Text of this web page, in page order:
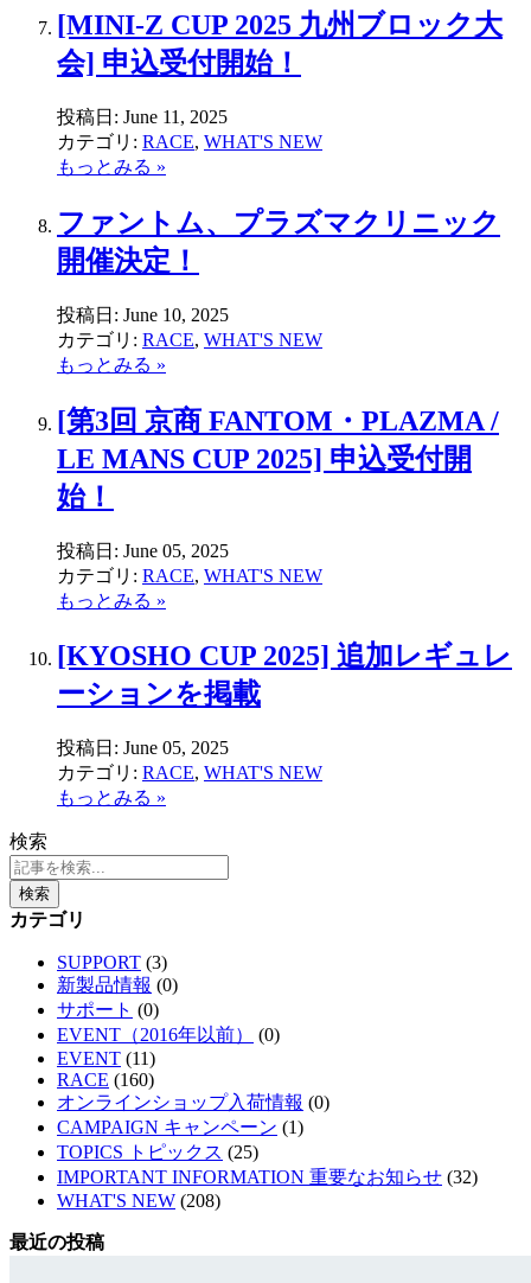
[MINI-Z CUP 2025 九州ブロック大
会] 申込受付開始！
投稿日: June 11, 2025
カテゴリ: RACE, WHAT'S NEW
もっとみる »
ファントム、プラズマクリニック
開催決定！
投稿日: June 10, 2025
カテゴリ: RACE, WHAT'S NEW
もっとみる »
[第3回 京商 FANTOM・PLAZMA /
LE MANS CUP 2025] 申込受付開
始！
投稿日: June 05, 2025
カテゴリ: RACE, WHAT'S NEW
もっとみる »
[KYOSHO CUP 2025] 追加レギュレ
ーションを掲載
投稿日: June 05, 2025
カテゴリ: RACE, WHAT'S NEW
もっとみる »
検索
検索
カテゴリ
SUPPORT (3)
新製品情報 (0)
サポート (0)
EVENT（2016年以前）
(0)
EVENT (11)
RACE (160)
オンラインショップ入荷情報 (0)
CAMPAIGN キャンペーン (1)
TOPICS トピックス (25)
IMPORTANT INFORMATION 重要なお知らせ (32)
WHAT'S NEW (208)
最近の投稿